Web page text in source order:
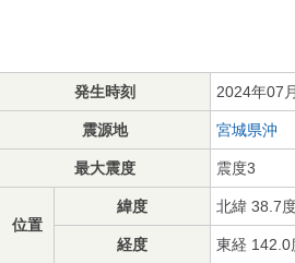
発生時刻 2024年07
震源地 宮城県沖
最大震度 震度3
位置
緯度 北緯 38.7
経度 東経 142.0